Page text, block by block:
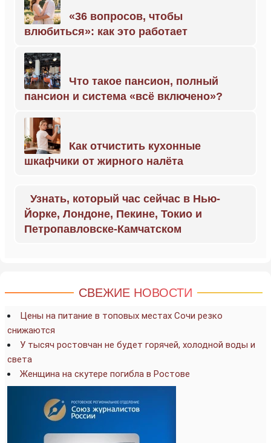
«36 вопросов, чтобы
влюбиться»: как это работает
Что такое пансион, полный
пансион и система «всё включено»?
Как отчистить кухонные
шкафчики от жирного налёта
Узнать, который час сейчас в Нью-
Йорке, Лондоне, Пекине, Токио и
Петропавловске-Камчатском
СВЕЖИЕ НОВОСТИ
Цены на питание в топовых местах Сочи резко
снижаются
У тысяч ростовчан не будет горячей, холодной воды и
света
Женщина на скутере погибла в Ростове